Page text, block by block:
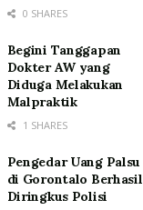
0 SHARES
Begini Tanggapan
Dokter AW yang
Diduga Melakukan
Malpraktik
1 SHARES
Pengedar Uang Palsu
di Gorontalo Berhasil
Diringkus Polisi